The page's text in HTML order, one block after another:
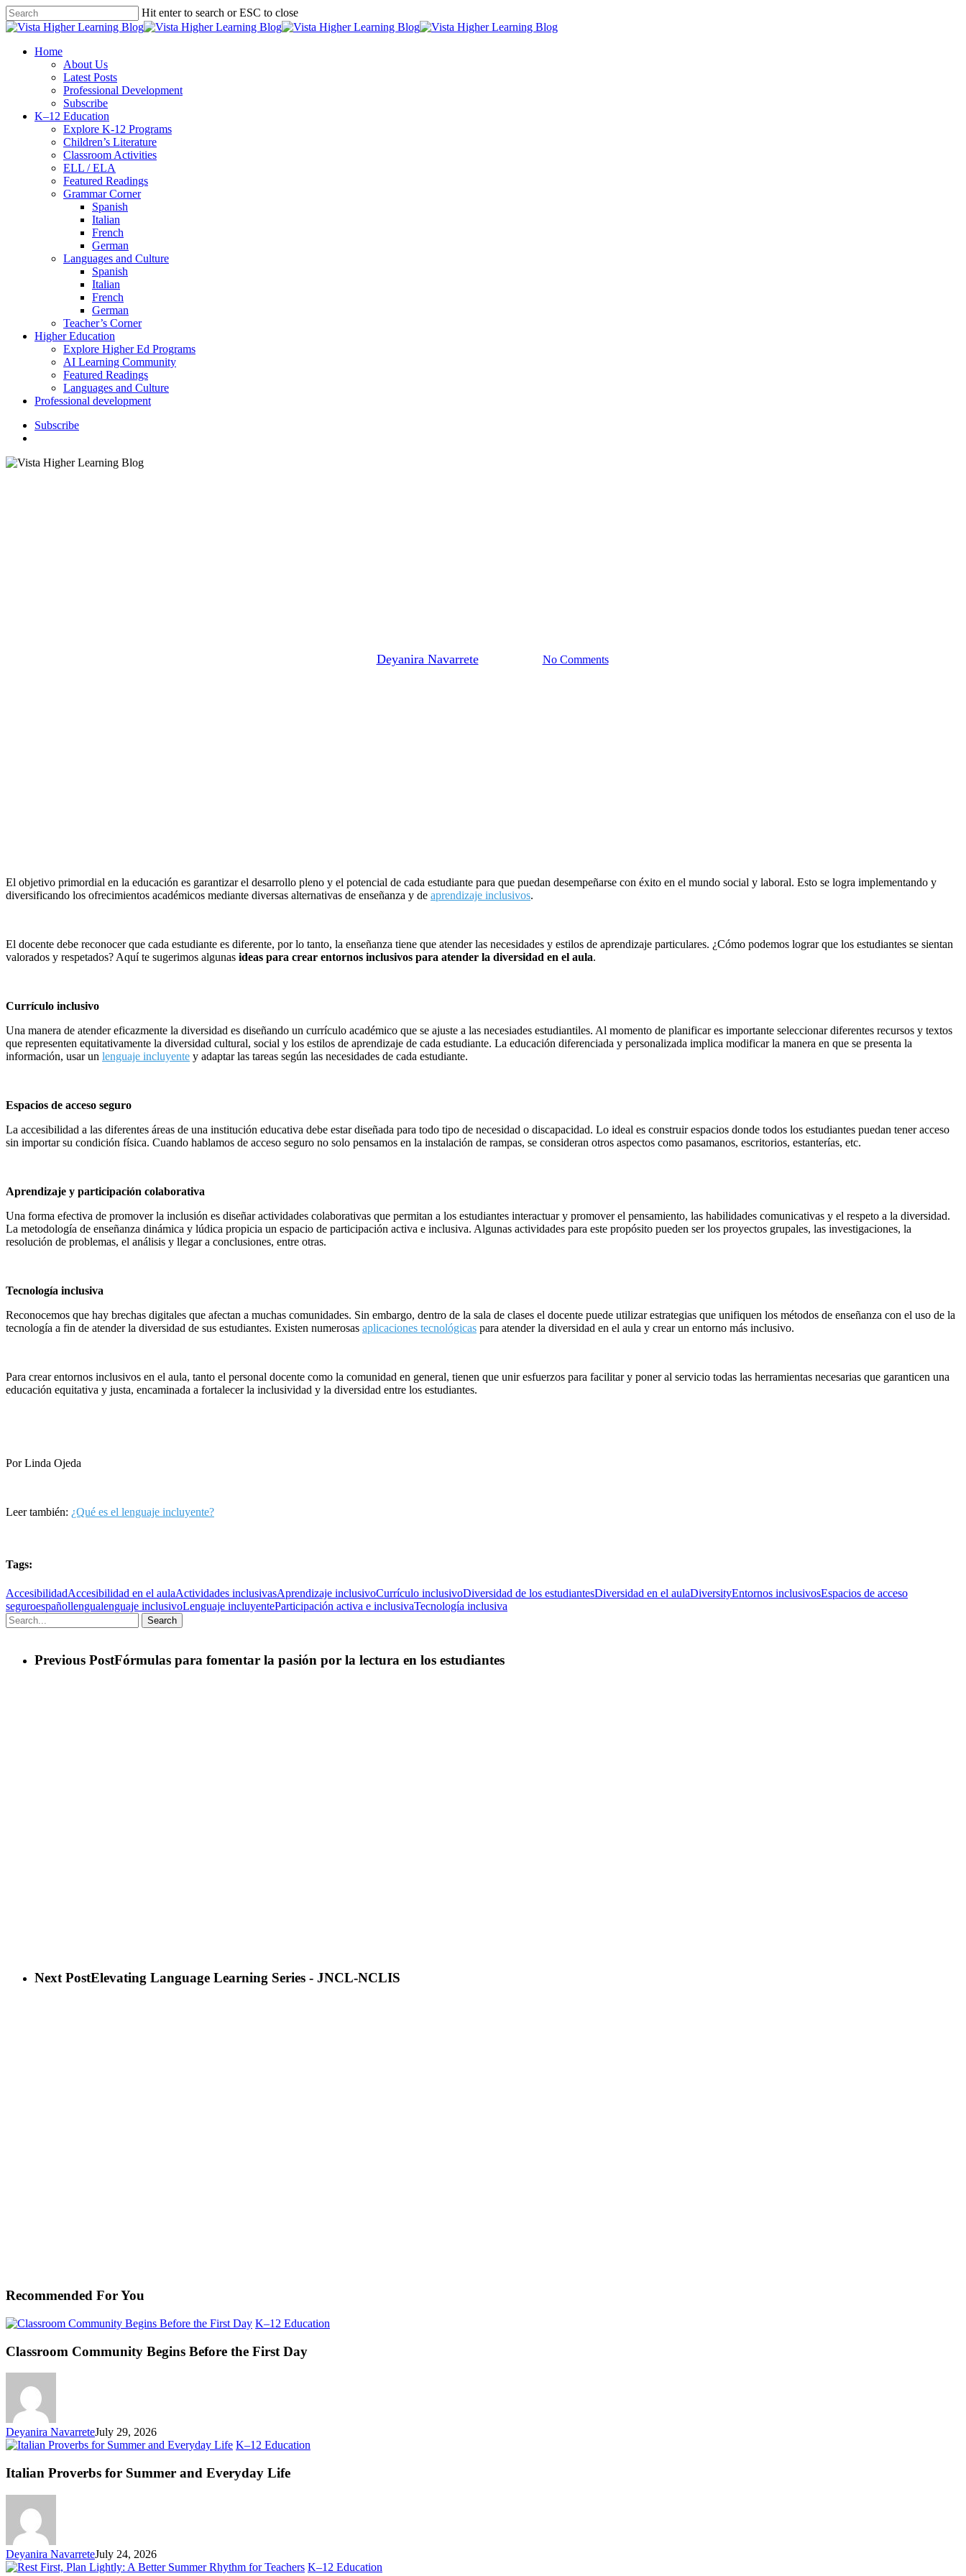
Skip
to
content
Hit enter to search or ESC to close
Close
search
Menu
Home
About Us
Latest Posts
Professional Development
Subscribe
K–12 Education
Explore K-12 Programs
Children’s Literature
Classroom Activities
ELL / ELA
Featured Readings
Grammar Corner
Spanish
Italian
French
German
Languages and Culture
Spanish
Italian
French
German
Teacher’s Corner
Higher Education
Explore Higher Ed Programs
AI Learning Community
Featured Readings
Languages and Culture
Professional development
Subscribe
Deyanira NavarreteMay 22, 2024 No Comments
El objetivo primordial en la educación es garantizar el desarrollo pleno y el potencial de cada estudiante para que puedan desempeñarse con éxito en el mundo social y laboral. Esto se logra implementando y
diversificando los ofrecimientos académicos mediante diversas alternativas de enseñanza y de aprendizaje inclusivos.
El docente debe reconocer que cada estudiante es diferente, por lo tanto, la enseñanza tiene que atender las necesidades y estilos de aprendizaje particulares. ¿Cómo podemos lograr que los estudiantes se sientan
valorados y respetados? Aquí te sugerimos algunas ideas para crear entornos inclusivos para atender la diversidad en el aula.
Currículo inclusivo
Una manera de atender eficazmente la diversidad es diseñando un currículo académico que se ajuste a las necesiades estudiantiles. Al momento de planificar es importante seleccionar diferentes recursos y textos
que representen equitativamente la diversidad cultural, social y los estilos de aprendizaje de cada estudiante. La educación diferenciada y personalizada implica modificar la manera en que se presenta la
información, usar un lenguaje incluyente y adaptar las tareas según las necesidades de cada estudiante.
Espacios de acceso seguro
La accesibilidad a las diferentes áreas de una institución educativa debe estar diseñada para todo tipo de necesidad o discapacidad. Lo ideal es construir espacios donde todos los estudiantes puedan tener acceso
sin importar su condición física. Cuando hablamos de acceso seguro no solo pensamos en la instalación de rampas, se consideran otros aspectos como pasamanos, escritorios, estanterías, etc.
Aprendizaje y participación colaborativa
Una forma efectiva de promover la inclusión es diseñar actividades colaborativas que permitan a los estudiantes interactuar y promover el pensamiento, las habilidades comunicativas y el respeto a la diversidad.
La metodología de enseñanza dinámica y lúdica propicia un espacio de participación activa e inclusiva. Algunas actividades para este propósito pueden ser los proyectos grupales, las investigaciones, la
resolución de problemas, el análisis y llegar a conclusiones, entre otras.
Tecnología inclusiva
Reconocemos que hay brechas digitales que afectan a muchas comunidades. Sin embargo, dentro de la sala de clases el docente puede utilizar estrategias que unifiquen los métodos de enseñanza con el uso de la
tecnología a fin de atender la diversidad de sus estudiantes. Existen numerosas aplicaciones tecnológicas para atender la diversidad en el aula y crear un entorno más inclusivo.
Para crear entornos inclusivos en el aula, tanto el personal docente como la comunidad en general, tienen que unir esfuerzos para facilitar y poner al servicio todas las herramientas necesarias que garanticen una
educación equitativa y justa, encaminada a fortalecer la inclusividad y la diversidad entre los estudiantes.
Por Linda Ojeda
Leer también: ¿Qué es el lenguaje incluyente?
Tags:
AccesibilidadAccesibilidad en el aulaActividades inclusivasAprendizaje inclusivoCurrículo inclusivoDiversidad de los estudiantesDiversidad en el aulaDiversityEntornos inclusivosEspacios de acceso
seguroespañollengualenguaje inclusivoLenguaje incluyenteParticipación activa e inclusivaTecnología inclusiva
Search
Previous PostFórmulas para fomentar la pasión por la lectura en los estudiantes
Next PostElevating Language Learning Series - JNCL-NCLIS
Recommended For You
K–12 Education
Classroom Community Begins Before the First Day
Deyanira NavarreteJuly 29, 2026
K–12 Education
Italian Proverbs for Summer and Everyday Life
Deyanira NavarreteJuly 24, 2026
K–12 Education